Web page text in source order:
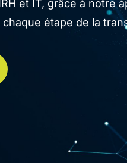
et IT, grâce à notre
étape de la